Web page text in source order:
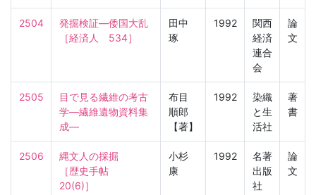
2504
発掘検証—倭国大乱
［経済人　534］
田中
琢
1992
関西
経済
連合
会
論
文
2505
目で見る繊維の考古
学—繊維遺物資料集
成—
布目
順郎
【著】
1992
染織
と生
活社
著
書
2506
縄文人の採掘
［歴史手帖
20(6)］
小杉
康
1992
名著
出版
社
論
文